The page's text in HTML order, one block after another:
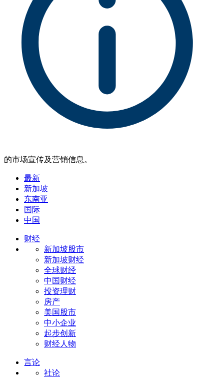
的市场宣传及营销信息。
最新
新加坡
东南亚
国际
中国
财经
新加坡股市
新加坡财经
全球财经
中国财经
投资理财
房产
美国股市
中小企业
起步创新
财经人物
言论
社论